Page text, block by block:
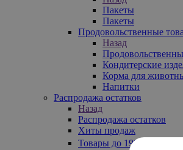
Пакеты
Пакеты
Продовольственные
Назад
Кондитерские
Корма для
Напитки
Распродажа остатков
Назад
Распродажа остатков
Хиты продаж
Товары до 199₽